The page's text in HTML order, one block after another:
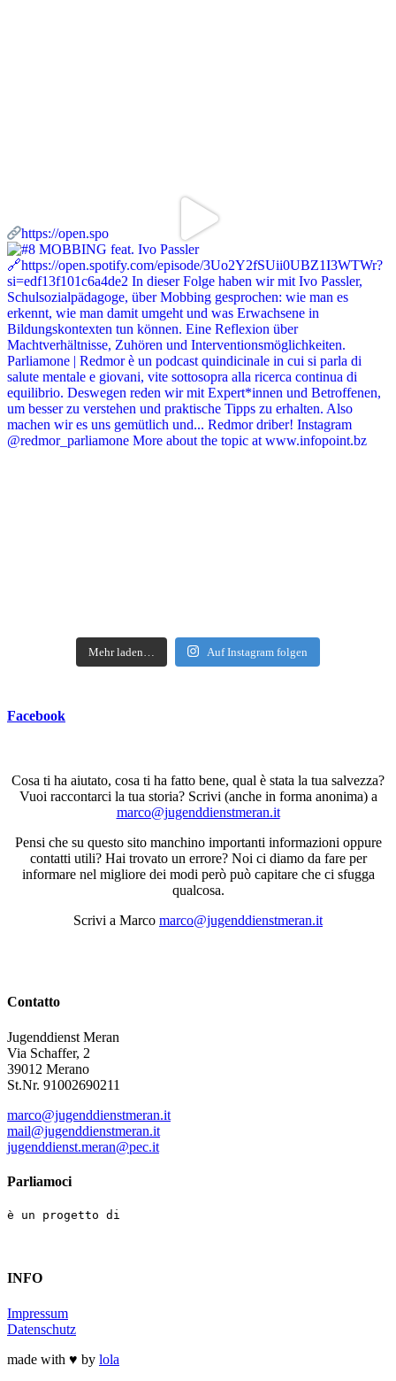
https://open.spo
Mehr laden… Auf Instagram folgen
Facebook
Cosa ti ha aiutato, cosa ti ha fatto bene, qual è stata la tua salvezza?
Vuoi raccontarci la tua storia? Scrivi (anche in forma anonima) a
marco@jugenddienstmeran.it
Pensi che su questo sito manchino importanti informazioni oppure
contatti utili? Hai trovato un errore? Noi ci diamo da fare per
informare nel migliore dei modi però può capitare che ci sfugga
qualcosa.
Scrivi a Marco marco@jugenddienstmeran.it
Contatto
Jugenddienst Meran
Via Schaffer, 2
39012 Merano
St.Nr. 91002690211
marco@jugenddienstmeran.it
mail@jugenddienstmeran.it
jugenddienst.meran@pec.it
Parliamoci
è un progetto di
INFO
Impressum
Datenschutz
made with ♥ by lola